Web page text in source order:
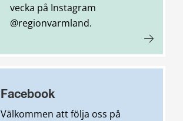
vecka på Instagram
@regionvarmland.
Facebook
Välkommen att följa oss på